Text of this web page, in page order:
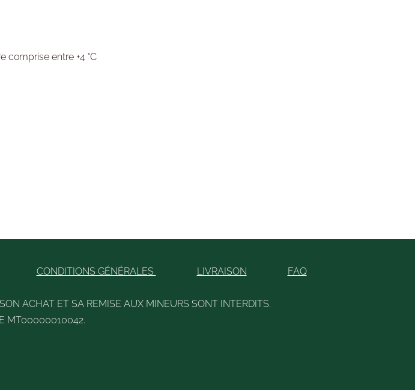
comprise entre +4 °C
CONDITIONS GÉNÉRALES LIVRAISON FAQ
ACHAT ET SA REMISE AUX MINEURS SONT INTERDITS.
MT00000010042.